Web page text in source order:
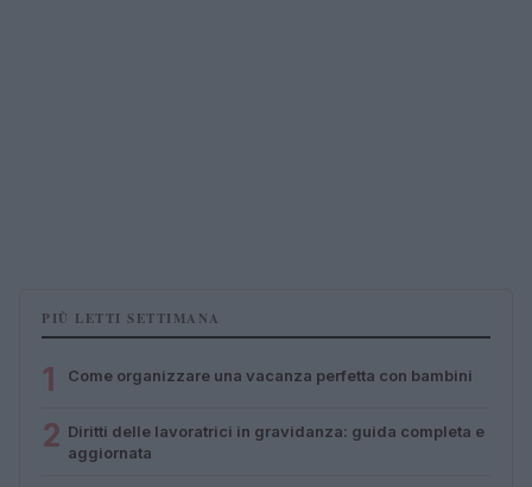
PIÙ LETTI SETTIMANA
1 Come organizzare una vacanza perfetta con bambini
2 Diritti delle lavoratrici in gravidanza: guida completa e
aggiornata